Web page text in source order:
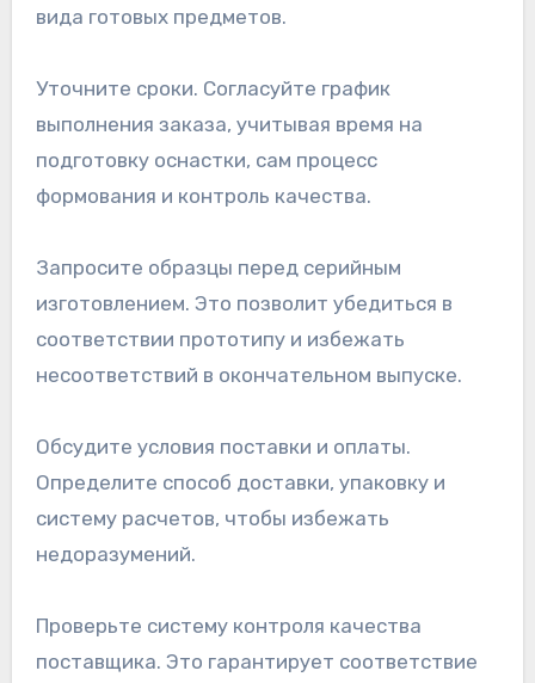
вида готовых предметов.
Уточните сроки. Согласуйте график
выполнения заказа, учитывая время на
подготовку оснастки, сам процесс
формования и контроль качества.
Запросите образцы перед серийным
изготовлением. Это позволит убедиться в
соответствии прототипу и избежать
несоответствий в окончательном выпуске.
Обсудите условия поставки и оплаты.
Определите способ доставки, упаковку и
систему расчетов, чтобы избежать
недоразумений.
Проверьте систему контроля качества
поставщика. Это гарантирует соответствие